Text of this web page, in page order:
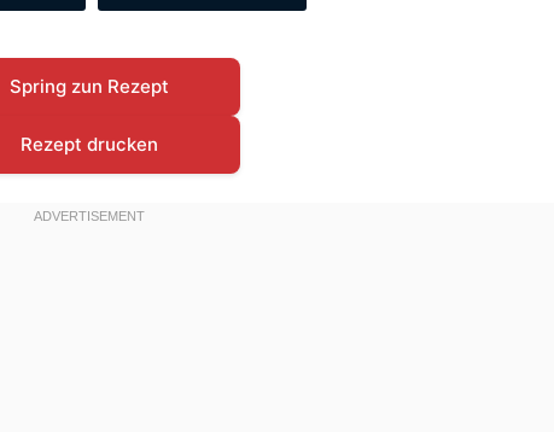
Spring zun Rezept
Rezept drucken